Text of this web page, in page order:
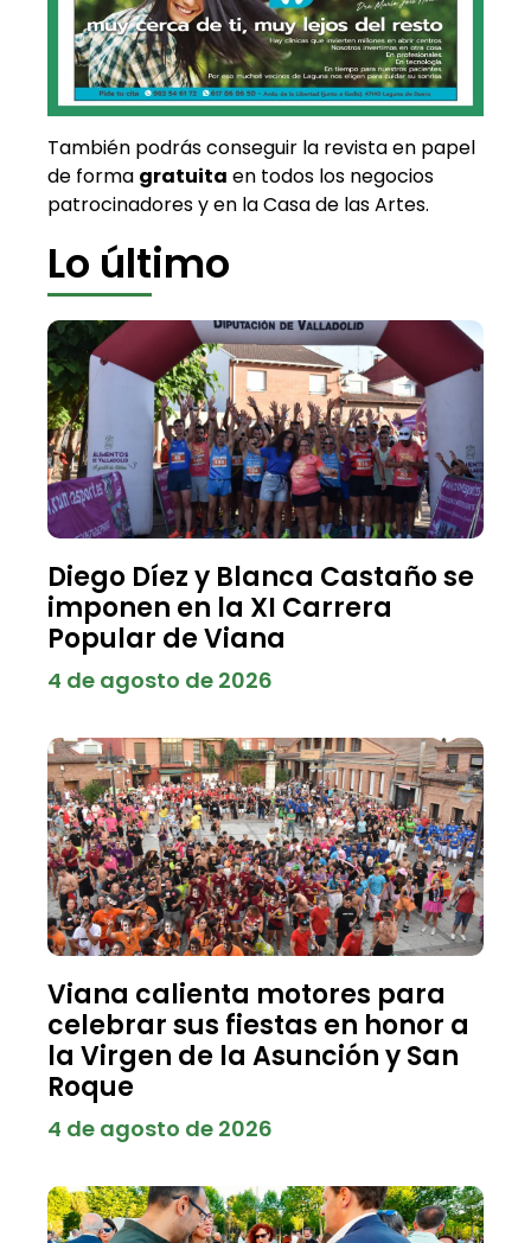
También podrás conseguir la revista en papel
de forma gratuita en todos los negocios
patrocinadores y en la Casa de las Artes.
Lo último
Diego Díez y Blanca Castaño se
imponen en la XI Carrera
Popular de Viana
4 de agosto de 2026
Viana calienta motores para
celebrar sus fiestas en honor a
la Virgen de la Asunción y San
Roque
4 de agosto de 2026